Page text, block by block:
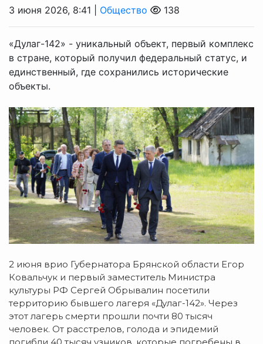
3 июня 2026, 8:41 | Общество 138
«Дулаг-142» - уникальный объект, первый комплекс
в стране, который получил федеральный статус, и
единственный, где сохранились исторические
объекты.
2 июня врио Губернатора Брянской области Егор
Ковальчук и первый заместитель Министра
культуры РФ Сергей Обрывалин посетили
территорию бывшего лагеря «Дулаг-142». Через
этот лагерь смерти прошли почти 80 тысяч
человек. От расстрелов, голода и эпидемий